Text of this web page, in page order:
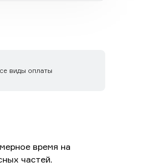
виды оплаты
время на
частей.